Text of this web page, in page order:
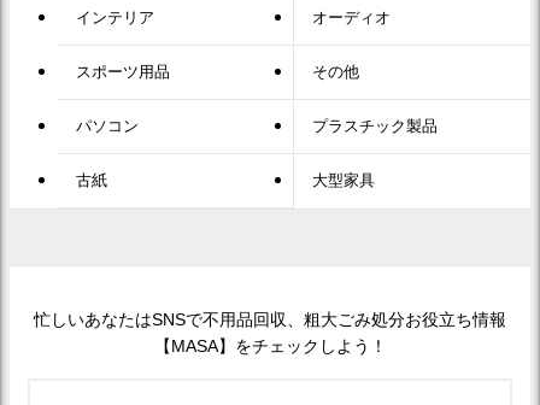
インテリア オーディオ
スポーツ用品 その他
パソコン プラスチック製品
古紙 大型家具
忙しいあなたはSNSで不用品回収、粗大ごみ処分お役立ち情報
【MASA】をチェックしよう！